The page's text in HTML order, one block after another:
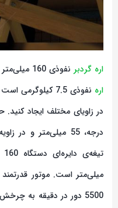
اره گردبرنفوذی 160 میلی‌متر شپخ مدل 5901802915 - PL55، یک
اره
نفوذی 7.5
5500 دور در دقیقه به